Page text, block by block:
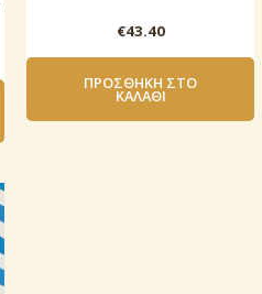
€43.40
ΠΡΟΣΘΉΚΗ ΣΤΟ
ΚΑΛΆΘΙ